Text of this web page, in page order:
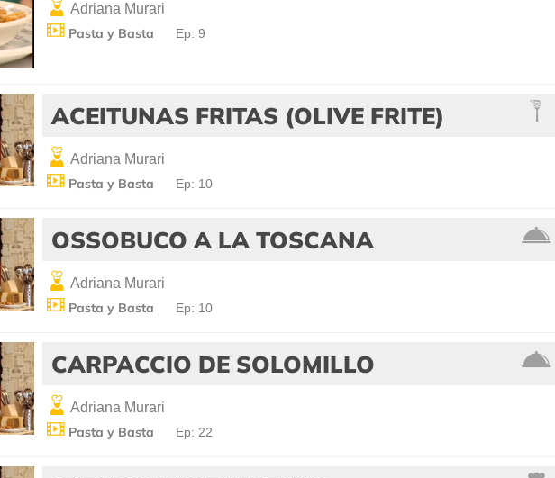
Adriana Murari
Pasta y Basta Ep: 9
ACEITUNAS FRITAS (OLIVE FRITE)
Adriana Murari
Pasta y Basta Ep: 10
OSSOBUCO A LA TOSCANA
Adriana Murari
Pasta y Basta Ep: 10
CARPACCIO DE SOLOMILLO
Adriana Murari
Pasta y Basta Ep: 22